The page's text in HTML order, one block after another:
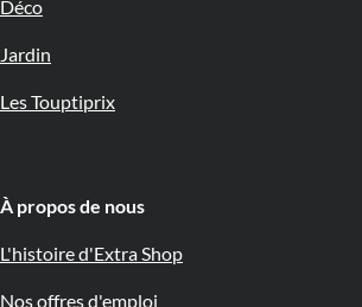
Déco
Jardin
Les Touptiprix
À propos de nous 🇧🇪
L'histoire d'Extra Shop
Nos offres d'emploi